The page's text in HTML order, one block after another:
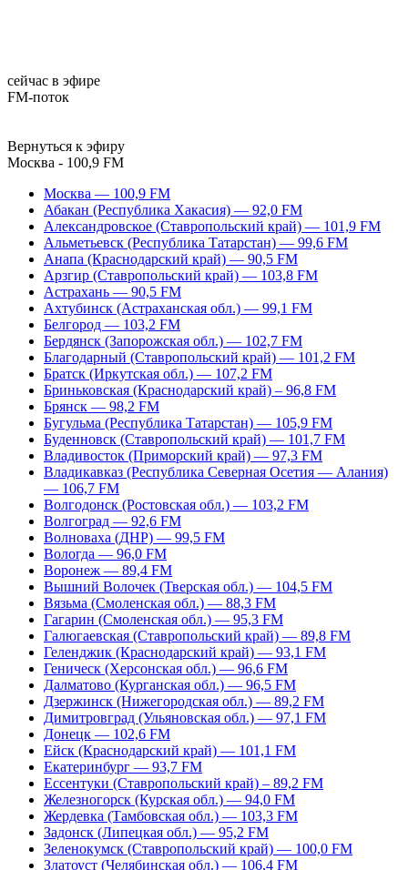
сейчас в эфире
FM-поток
Вернуться к эфиру
Москва - 100,9 FM
Москва — 100,9 FM
Абакан (Республика Хакасия) — 92,0 FM
Александровское (Ставропольский край) — 101,9 FM
Альметьевск (Республика Татарстан) — 99,6 FM
Анапа (Краснодарский край) — 90,5 FM
Арзгир (Ставропольский край) — 103,8 FM
Астрахань — 90,5 FM
Ахтубинск (Астраханская обл.) — 99,1 FM
Белгород — 103,2 FM
Бердянск (Запорожская обл.) — 102,7 FM
Благодарный (Ставропольский край) — 101,2 FM
Братск (Иркутская обл.) — 107,2 FM
Бриньковская (Краснодарский край) – 96,8 FM
Брянск — 98,2 FM
Бугульма (Республика Татарстан) — 105,9 FM
Буденновск (Ставропольский край) — 101,7 FM
Владивосток (Приморский край) — 97,3 FM
Владикавказ (Республика Северная Осетия — Алания)
— 106,7 FM
Волгодонск (Ростовская обл.) — 103,2 FM
Волгоград — 92,6 FM
Волноваха (ДНР) — 99,5 FM
Вологда — 96,0 FM
Воронеж — 89,4 FM
Вышний Волочек (Тверская обл.) — 104,5 FM
Вязьма (Смоленская обл.) — 88,3 FM
Гагарин (Смоленская обл.) — 95,3 FM
Галюгаевская (Ставропольский край) — 89,8 FM
Геленджик (Краснодарский край) — 93,1 FM
Геническ (Херсонская обл.) — 96,6 FM
Далматово (Курганская обл.) — 96,5 FM
Дзержинск (Нижегородская обл.) — 89,2 FM
Димитровград (Ульяновская обл.) — 97,1 FM
Донецк — 102,6 FM
Ейск (Краснодарский край) — 101,1 FM
Екатеринбург — 93,7 FM
Ессентуки (Ставропольский край) – 89,2 FM
Железногорск (Курская обл.) — 94,0 FM
Жердевка (Тамбовская обл.) — 103,3 FM
Задонск (Липецкая обл.) — 95,2 FM
Зеленокумск (Ставропольский край) — 100,0 FM
Златоуст (Челябинская обл.) — 106,4 FM